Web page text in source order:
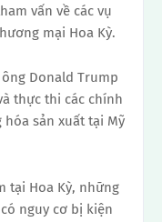
vấn về các vụ
mại Hoa Kỳ.
Donald Trump
thực thi các chính
sản xuất tại Mỹ
tại Hoa Kỳ, những
nguy cơ bị kiện